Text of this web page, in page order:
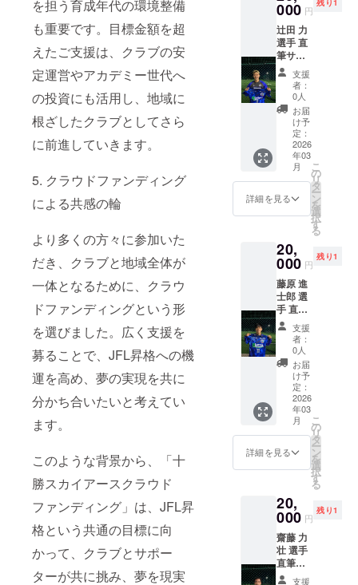
を担う育成年代の環境整備
も重要です。目標金額を超
えたご支援は、クラブの安
定運営やアカデミー世代へ
の投資にも活用し、地域に
根ざしたクラブとしてさら
に前進していきます。
5. クラウドファンディング
による共感の輪
より多くの方々に参加いた
だき、クラブと地域全体が
一体となるために、クラウ
ドファンディングという形
を選びました。広く支援を
募ることで、JFL昇格への機
運を高め、夢の実現を共に
分かち合いたいと考えてい
ます。
このような背景から、「十
勝スカイアースクラウド
ファンディング」は、JFL昇
格という共通の目標に向
かって、クラブとサポー
ターが共に挑み、夢を現実
す。
でも
チーム
を応援
してい
ただけ
ます。
小さな
アイテ
ムです
が、ス
カイ
アース
を想う
気持ち
もそば
に感じ
す。
ます！
ここで
しか手
に入ら
ない特
別な一
枚で
す。 サ
インは
選手本
人が丁
寧に書
き上げ
ます。
000 円
残り1
辻田 力
選手 直
筆サイ
ン入り
ユニ
ホーム
コース
十勝ス
カイ
アース
【辻田
選手】
の直筆
サイン
入りユ
ニホー
届けし
ます！
ここで
しか手
に入ら
ない特
別な一
枚で
す。 サ
インは
選手本
人が丁
寧に書
き上げ
ます。
支援
者：
0人
お届
け予
定：
2026
年03
月
詳細を見る
こ
の
リ
タ
ー
ン
を
選
択
す
る
20,
000 円
残り1
藤原 進
士郎 選
手 直筆
サイン
入りユ
ニホー
ムコー
スカイ
アース
【藤原
選手】
の直筆
サイン
入りユ
ニホー
届けし
ます！
ここで
しか手
に入ら
ない特
別な一
支援
者：
0人
お届
け予
定：
2026
年03
月
詳細を見る
こ
の
リ
タ
ー
ン
を
選
択
す
る
20,
000 円
残り1
齋藤 力
壮 選手
直筆サ
イン入
支援